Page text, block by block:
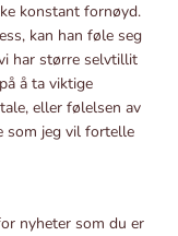
konstant fornøyd.
kan han føle seg
har større selvtillit
å ta viktige
eller følelsen av
som jeg vil fortelle
nyheter som du er